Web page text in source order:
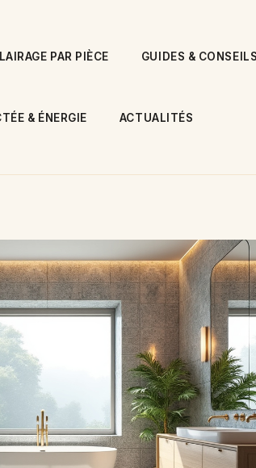
PAR PIÈCE GUIDES & CONSEILS
& ÉNERGIE ACTUALITÉS